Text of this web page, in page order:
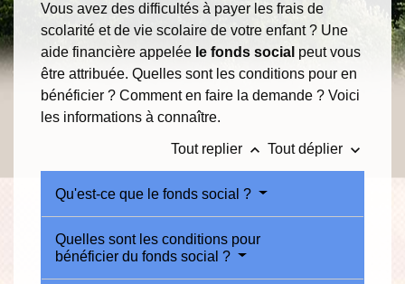
Vous avez des difficultés à payer les frais de
scolarité et de vie scolaire de votre enfant ? Une
aide financière appelée le fonds social peut vous
être attribuée. Quelles sont les conditions pour en
bénéficier ? Comment en faire la demande ? Voici
les informations à connaître.
Tout replier keyboard_arrow_up Tout déplier keyboard_arrow_down
Qu'est-ce que le fonds social ?
Quelles sont les conditions pour
bénéficier du fonds social ?